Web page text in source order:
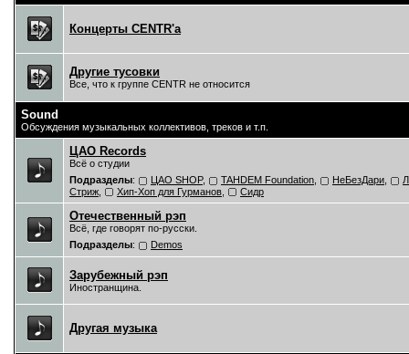
Концерты CENTR'a
Другие тусовки
Все, что к группе CENTR не относится
Sound
Обсуждения музыкальных коллективов, треков и т.п.
ЦAO Records
Всё о студии
Подразделы: ЦАО SHOP, TAHDEM Foundation НеБезДари
Стриж
Хип-Хоп для Гурманов Сидр
Отечественный рэп
Всё, где говорят по-русски.
Подразделы: Demos
Зарубежный рэп
Иностранщина.
Другая музыка